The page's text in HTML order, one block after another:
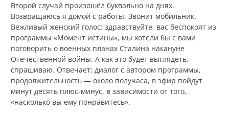
Второй случай произошёл буквально на днях.
Возвращаюсь я домой с работы. Звонит мобильник.
Вежливый женский голос: здравствуйте, вас беспокоят из
программы «Момент истины», мы хотели бы с вами
поговорить о военных планах Сталина накануне
Отечественной войны. А как это будет выглядеть,
спрашиваю. Отвечает: диалог с автором программы,
продолжительность — около получаса, в эфир пойдут
минут десять плюс-минус, в зависимости от того,
«насколько вы ему понравитесь».